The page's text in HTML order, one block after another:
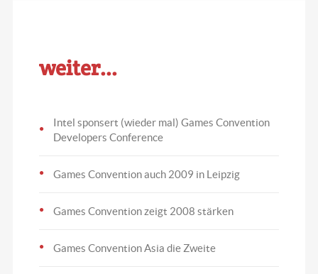
weiter...
Intel sponsert (wieder mal) Games Convention
Developers Conference
Games Convention auch 2009 in Leipzig
Games Convention zeigt 2008 stärken
Games Convention Asia die Zweite